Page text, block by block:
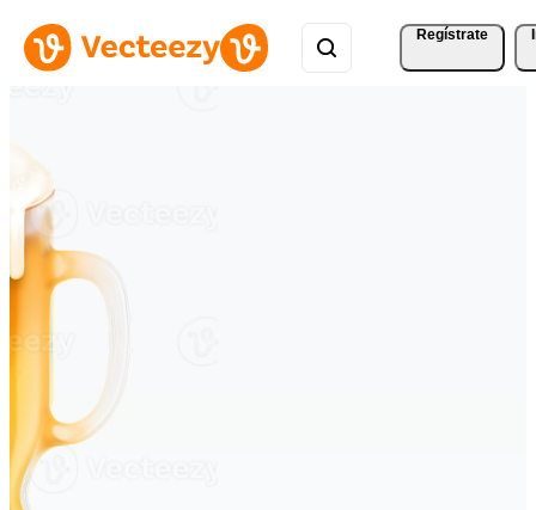
Regístrate